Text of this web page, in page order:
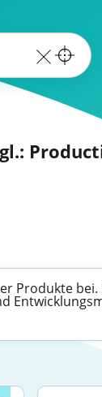
Produkte bei.